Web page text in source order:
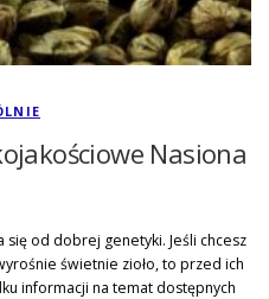
Nasiona
się od dobrej genetyki. Jeśli chcesz
świetnie zioło, to przed ich
informacji na temat dostępnych